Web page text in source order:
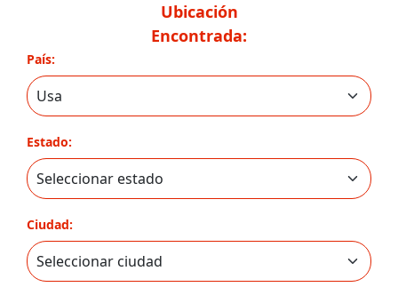
Ubicación
Encontrada:
País:
Estado:
Ciudad: